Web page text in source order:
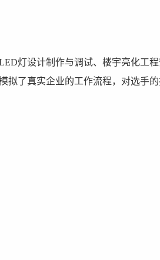
灯设计制作与调试、楼宇亮化工
拟了真实企业的工作流程，对选手的